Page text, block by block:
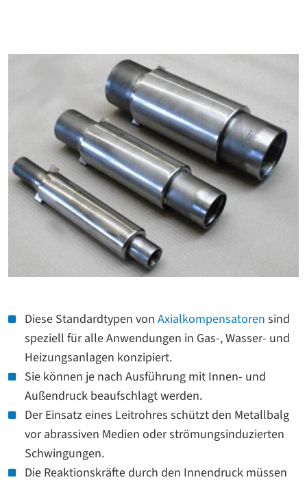
Diese Standardtypen von Axialkompensatoren sind
speziell für alle Anwendungen in Gas-, Wasser- und
Heizungsanlagen konzipiert.
Sie können je nach Ausführung mit Innen- und
Außendruck beaufschlagt werden.
Der Einsatz eines Leitrohres schützt den Metallbalg
vor abrassiven Medien oder strömungsinduzierten
Schwingungen.
Die Reaktionskräfte durch den Innendruck müssen